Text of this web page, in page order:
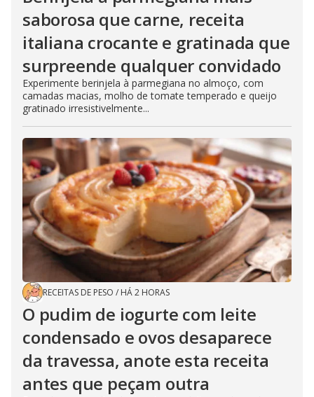
saborosa que carne, receita
italiana crocante e gratinada que
surpreende qualquer convidado
Experimente berinjela à parmegiana no almoço, com
camadas macias, molho de tomate temperado e queijo
gratinado irresistivelmente...
RECEITAS DE PESO / HÁ 2 HORAS
O pudim de iogurte com leite
condensado e ovos desaparece
da travessa, anote esta receita
antes que peçam outra